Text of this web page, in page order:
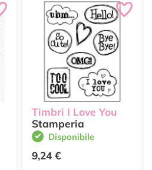
Timbri I Love You
Stamperia
Disponibile
9,24 €